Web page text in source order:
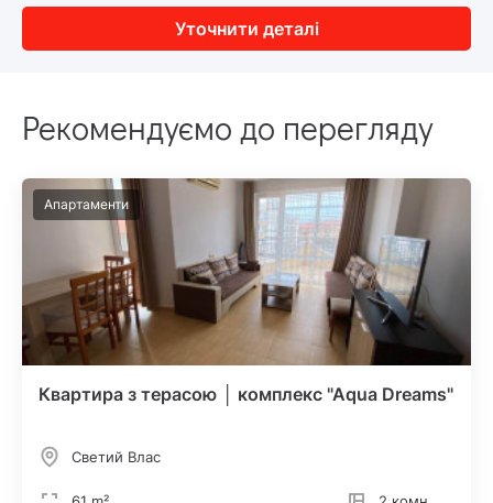
Уточнити деталі
Рекомендуємо до перегляду
Апартаменти
Квартира з терасою │ комплекс "Aqua Dreams"
Светий Влас